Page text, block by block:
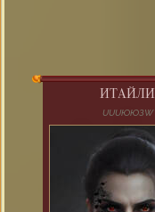
ИТАЙЛИ
UUUЮЮЗW